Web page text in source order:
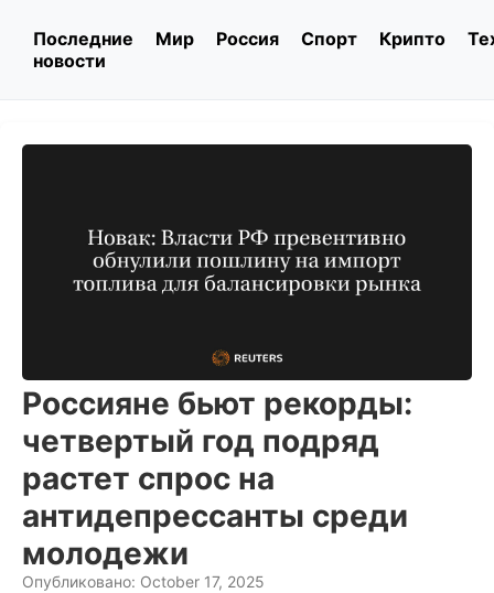
Последние
новости
Мир Россия Спорт Крипто
Россияне бьют рекорды:
четвертый год подряд
растет спрос на
антидепрессанты среди
молодежи
Опубликовано: October 17, 2025